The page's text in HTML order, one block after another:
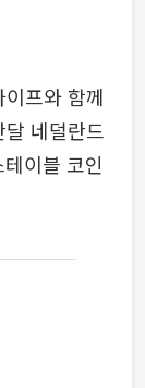
프와 함께
네덜란드
이블 코인